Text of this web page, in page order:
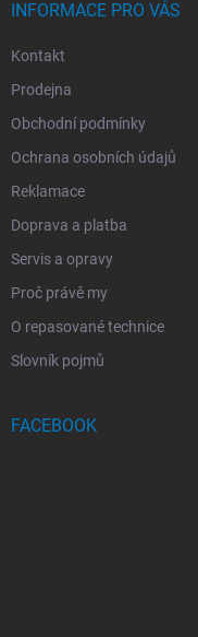
INFORMACE PRO VÁS
Kontakt
Prodejna
Obchodní podmínky
Ochrana osobních údajů
Reklamace
Doprava a platba
Servis a opravy
Proč právě my
O repasované technice
Slovník pojmů
FACEBOOK